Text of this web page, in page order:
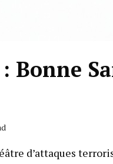
Bonne
d’attaques